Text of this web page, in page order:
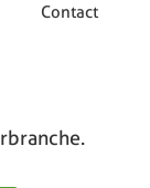
Contact